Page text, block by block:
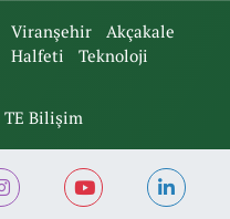
Viranşehir
Akçakale
Halfeti Teknoloji
TE Bilişim